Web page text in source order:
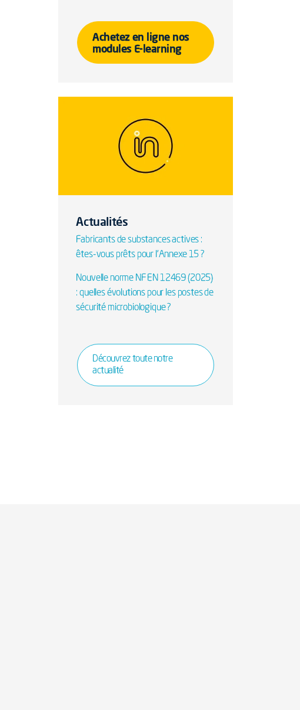
Achetez en ligne nos
modules E-learning
Actualités
Fabricants de substances actives :
êtes-vous prêts pour l’Annexe 15 ?
Nouvelle norme NF EN 12469 (2025)
: quelles évolutions pour les postes de
sécurité microbiologique ?
Découvrez toute notre
actualité